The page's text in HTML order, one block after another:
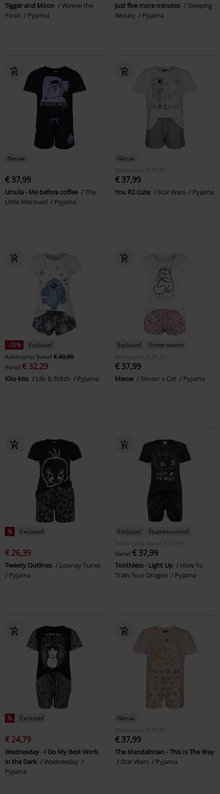
Tigger and Moon
Winnie the
Pooh
Pyjama
Just five more minutes
Sleeping
Beauty
Pyjama
Nieuw
€ 37,99
Ursula - Me before coffee
The
Little Mermaid
Pyjama
Nieuw
Adviesprijs
€ 39,99
€ 37,99
You R2 Cute Star Wars Pyjama
-35%
Exclusief
Adviesprijs Vanaf€ 49,99
Vanaf€ 32,29
Kiss kiss Lilo & Stitch Pyjama
Exclusief
Grote maten
Adviesprijs
€ 39,90
€ 37,99
Meow Simon' s Cat Pyjama
% Exclusief
€ 26,39
Tweety Outlines
Looney Tunes
Pyjama
Exclusief
Fluorescerend!
Adviesprijs
Vanaf € 39,99
Vanaf€ 37,99
Toothless - Light Up
How To
Train Your Dragon
Pyjama
% Exclusief
€ 24,79
Wednesday - I Do My Best Work
in the Dark
Wednesday
Pyjama
Nieuw
Adviesprijs
€ 39,99
€ 37,99
The Mandalorian - This Is The Way
Star Wars
Pyjama